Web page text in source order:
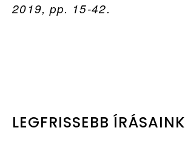
2019, pp. 15-42.
PRIMARY
LEGFRISSEBB ÍRÁSAINK